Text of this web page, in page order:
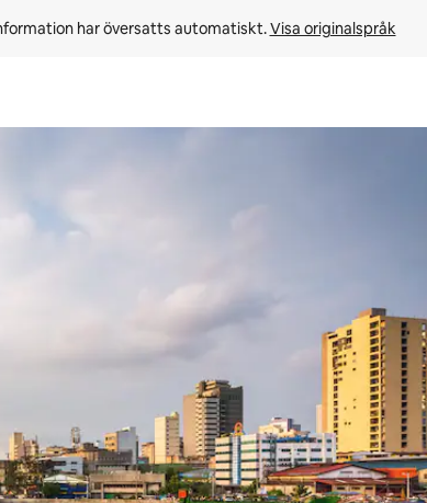
har översatts automatiskt. Visa originalspråk
eller utforska genom att trycka eller svepa.